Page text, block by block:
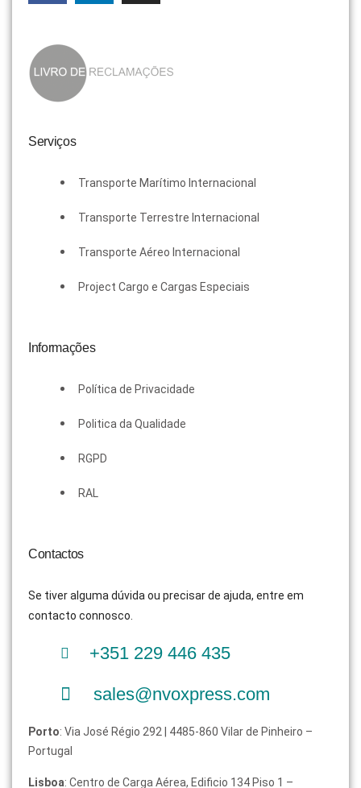
Serviços
Transporte Marítimo Internacional
Transporte Terrestre Internacional
Transporte Aéreo Internacional
Project Cargo e Cargas Especiais
Informações
Política de Privacidade
Politica da Qualidade
RGPD
RAL
Contactos
Se tiver alguma dúvida ou precisar de ajuda, entre em
contacto connosco.
+351 229 446 435
sales@nvoxpress.com
Porto: Via José Régio 292 | 4485-860 Vilar de Pinheiro –
Portugal
Lisboa: Centro de Carga Aérea, Edificio 134 Piso 1 –